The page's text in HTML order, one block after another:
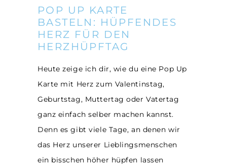
POP UP KARTE
BASTELN: HÜPFENDES
HERZ FÜR DEN
HERZHÜPFTAG
Heute zeige ich dir, wie du eine Pop Up
Karte mit Herz zum Valentinstag,
Geburtstag, Muttertag oder Vatertag
ganz einfach selber machen kannst.
Denn es gibt viele Tage, an denen wir
das Herz unserer Lieblingsmenschen
ein bisschen höher hüpfen lassen